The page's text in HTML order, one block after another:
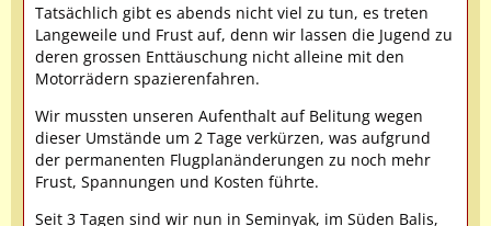
Tatsächlich gibt es abends nicht viel zu tun, es treten
Langeweile und Frust auf, denn wir lassen die Jugend zu
deren grossen Enttäuschung nicht alleine mit den
Motorrädern spazierenfahren.
Wir mussten unseren Aufenthalt auf Belitung wegen
dieser Umstände um 2 Tage verkürzen, was aufgrund
der permanenten Flugplanänderungen zu noch mehr
Frust, Spannungen und Kosten führte.
Seit 3 Tagen sind wir nun in Seminyak, im Süden Balis,